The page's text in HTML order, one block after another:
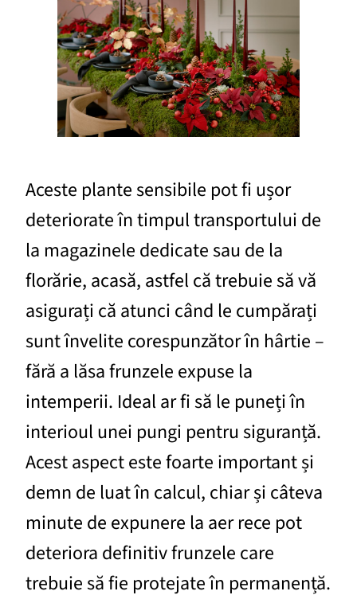
Aceste plante sensibile pot fi ușor
deteriorate în timpul transportului de
la magazinele dedicate sau de la
florărie, acasă, astfel că trebuie să vă
asigurați că atunci când le cumpărați
sunt învelite corespunzător în hârtie –
fără a lăsa frunzele expuse la
intemperii. Ideal ar fi să le puneți în
interioul unei pungi pentru siguranță.
Acest aspect este foarte important și
demn de luat în calcul, chiar și câteva
minute de expunere la aer rece pot
deteriora definitiv frunzele care
trebuie să fie protejate în permanență.